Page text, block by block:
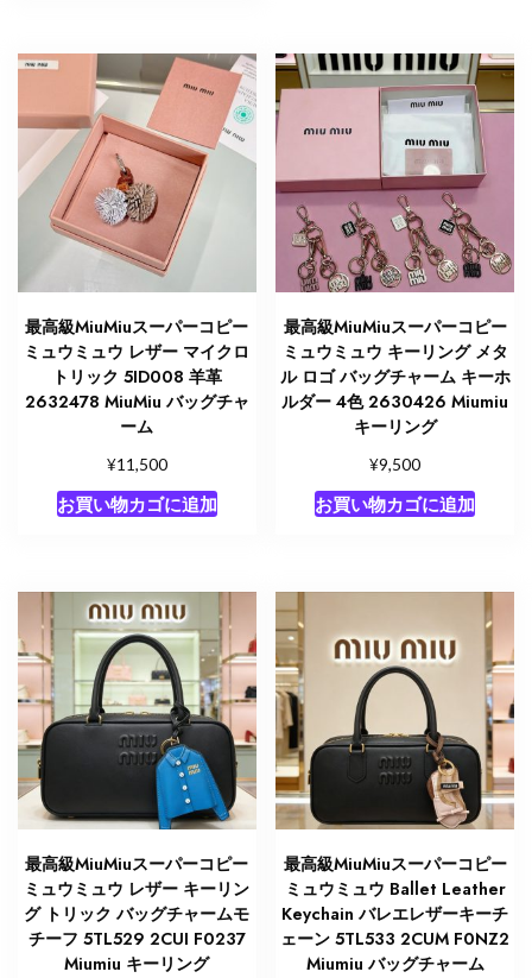
最高級MiuMiuスーパーコピー
ミュウミュウ レザー マイクロ
トリック 5ID008 羊革
2632478 MiuMiu バッグチャ
ーム
¥11,500
お買い物カゴに追加
最高級MiuMiuスーパーコピー
ミュウミュウ キーリング メタ
ル ロゴ バッグチャーム キーホ
ルダー 4色 2630426 Miumiu
キーリング
¥9,500
お買い物カゴに追加
最高級MiuMiuスーパーコピー
ミュウミュウ レザー キーリン
グ トリック バッグチャームモ
チーフ 5TL529 2CUI F0237
Miumiu キーリング
最高級MiuMiuスーパーコピー
ミュウミュウ Ballet Leather
Keychain バレエレザーキーチ
ェーン 5TL533 2CUM F0NZ2
Miumiu バッグチャーム